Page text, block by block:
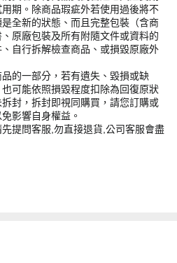
期。除商品瑕疵外若使用過後將不
全新的狀態、而且完整包裝（含商
原廠包裝及所有附隨文件或資料的
自行拆解檢查商品、或損毀原廠外
的一部分，若有遺失、毀損或缺
可能依照損毀程度扣除為回復原狀
封，拆封即視同購買，請您訂購或
影響自身權益。
提問客服,勿直接退貨,公司客服會盡